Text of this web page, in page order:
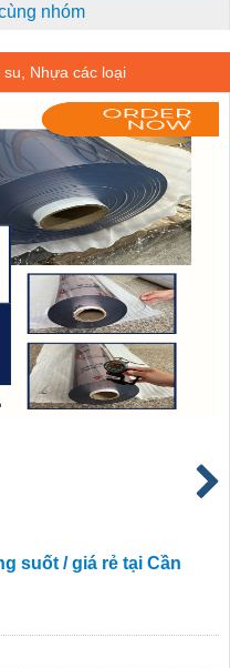
nhóm
su, Nhựa các loại
suốt / giá rẻ tại Cần